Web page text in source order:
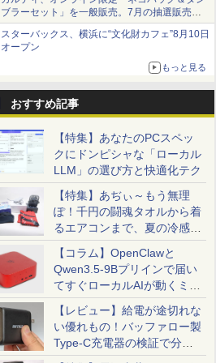
ブラーセット」を一般販売。7月の抽選販売の
当選無効分
スターバックス、横浜に“文化財カフェ”8月10日
オープン
もっと見る
おすすめ記事
【特集】あなたのPCスペッ
クにドンピシャな「ローカル
LLM」の選び方と快適化テク
【特集】あぢぃ～もう無理
ぽ！千円の闘魂タオルから着
るエアコンまで、夏の冷感グ
ッズ一挙紹介
【コラム】OpenClawと
Qwen3.5-9Bプリインで届い
てすぐローカルAIが動くミニ
PC「SER9 Pro」
【レビュー】給電が途切れな
い優れもの！バッファロー製
Type-C充電器の検証で分か
ったこと